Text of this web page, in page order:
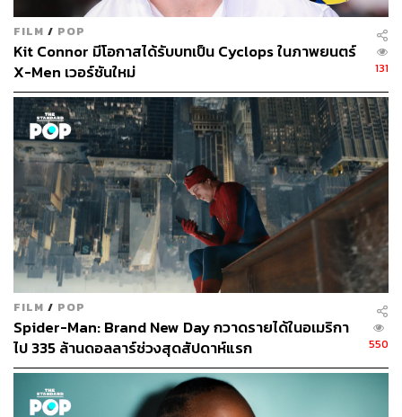
“ผมเป็นคนผิวดำที่แบกดวงดาวและลายทาง สิ่งที่ผมไม่เข้าใจ
ก็คือ ทุกครั้งที่ผมหยิบสิ่งนี้ขึ้นมา ผมรู้ว่ามีคนหลายล้านคนที่
จะเกลียดผมเพราะเรื่องนี้ แม้แต่ตอนนี้ ที่นี่ ผมก็ยังรู้สึกได้ถึง
สายตาที่จ้องมอง ตัดสิน ไม่มีอะไรที่ผมสามารถทำได้เพื่อ
เปลี่ยนแปลงมัน ผมไม่มีผมสีบลอนด์หรือตาสีฟ้า พลังเดียวที่
ผมมีคือ…ผมเชื่อมั่นว่าเราสามารถทำได้ดีกว่านี้”
(Photo: Marvel Official)
แต่ แซม วิลสัน ก็ไม่ใช่ฮีโร่ผิวสีคนแรกที่แสดงนำใน
ภาพยนตร์ซูเปอร์ฮีโร่ที่มีงบประมาณสร้างสูง ก่อนหน้านี้
หลายปีทาง Marvel Cinematic Universe ได้เปิดตัวภาพยนตร์
เรื่องBlack Pantherด้วยนักแสดงผิวสีทั้งหมด ภาพยนตร์เรื่อง
ดังกล่าวถือเป็นหมุดหมายที่สำคัญแห่งการปฏิวัติภาพยนตร์
แนวซูเปอร์ฮีโร่อย่างเป็นทางการ ทั้งยังเป็นตัวแทนของวัฒน
ธรรมแอฟริกันอเมริกันบนหน้าจอเงินอีกด้วย
FILM / POP
Kit Connor มีโอกาสได้รับบทเป็น Cyclops ในภาพยนตร์
X-Men เวอร์ชันใหม่
131
FILM / POP
Spider-Man: Brand New Day กวาดรายได้ในอเมริกา
ไป 335 ล้านดอลลาร์ช่วงสุดสัปดาห์แรก
550